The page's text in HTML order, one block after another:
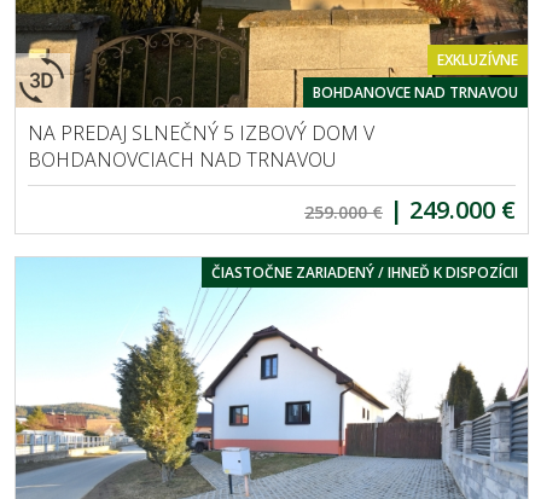
EXKLUZÍVNE
BOHDANOVCE NAD TRNAVOU
NA PREDAJ SLNEČNÝ 5 IZBOVÝ DOM V
BOHDANOVCIACH NAD TRNAVOU
259.000 € | 249.000 €
ČIASTOČNE ZARIADENÝ / IHNEĎ K DISPOZÍCII